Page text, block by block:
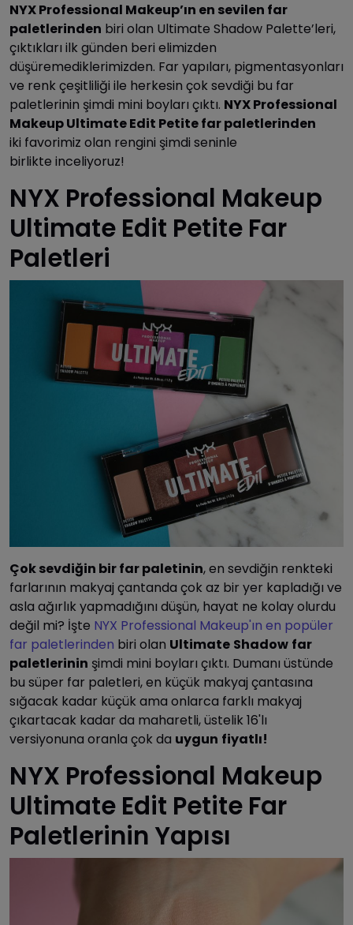
NYX Professional Makeup’ın en sevilen far
paletlerinden biri olan Ultimate Shadow Palette’leri,
çıktıkları ilk günden beri elimizden
düşüremediklerimizden. Far yapıları, pigmentasyonları
ve renk çeşitliliği ile herkesin çok sevdiği bu far
paletlerinin şimdi mini boyları çıktı. NYX Professional
Makeup Ultimate Edit Petite far paletlerinden
iki favorimiz olan rengini şimdi seninle
birlikte inceliyoruz!
NYX Professional Makeup
Ultimate Edit Petite Far
Paletleri
Çok sevdiğin bir far paletinin, en sevdiğin renkteki
farlarının makyaj çantanda çok az bir yer kapladığı ve
asla ağırlık yapmadığını düşün, hayat ne kolay olurdu
değil mi? İşte NYX Professional Makeup'ın en popüler
far paletlerinden biri olan Ultimate Shadow far
paletlerinin şimdi mini boyları çıktı. Dumanı üstünde
bu süper far paletleri, en küçük makyaj çantasına
sığacak kadar küçük ama onlarca farklı makyaj
çıkartacak kadar da maharetli, üstelik 16'lı
versiyonuna oranla çok da uygun fiyatlı!
NYX Professional Makeup
Ultimate Edit Petite Far
Paletlerinin Yapısı